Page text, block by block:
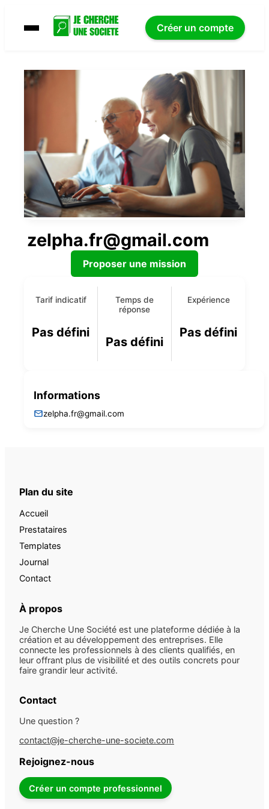
Créer un compte
zelpha.fr@gmail.com
Proposer une mission
Tarif indicatif
Pas défini
Temps de
réponse
Pas défini
Expérience
Pas défini
Informations
zelpha.fr@gmail.com
Plan du site
Accueil
Prestataires
Templates
Journal
Contact
À propos
Je Cherche Une Société est une plateforme dédiée à la
création et au développement des entreprises. Elle
connecte les professionnels à des clients qualifiés, en
leur offrant plus de visibilité et des outils concrets pour
faire grandir leur activité.
Contact
Une question ?
contact@je-cherche-une-societe.com
Rejoignez-nous
Créer un compte professionnel